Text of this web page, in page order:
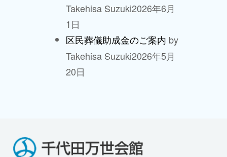
Takehisa Suzuki2026年6月
1日
区民葬儀助成金のご案内 by
Takehisa Suzuki2026年5月
20日